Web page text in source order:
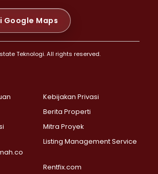
>
>
Baru >
Hilir >
di Jakarta Selatan >
Bulus >
Selatan >
Labu >
Agung >
>
Pinang >
Google Maps
Teknologi. All rights reserved.
Kebijakan Privasi
Berita Properti
Mitra Proyek
Listing Management Service
Rentfix.com